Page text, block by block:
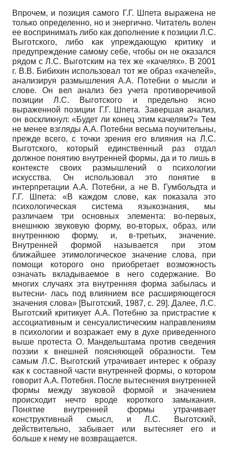
Впрочем, и позиция самого Г.Г. Шпета выражена не
только определенно, но и энергично. Читатель волен
ее воспринимать либо как дополнение к позиции Л.С.
Выготского, либо как упреждающую критику и
предупреждение самому себе, чтобы он не оказался
рядом с Л.С. Выготским на тех же «качелях». В 2001
г. В.В. Бибихин использовал тот же образ «качелей»,
анализируя размышления А.А. Потебни о мысли и
слове. Он вел анализ без учета противоречивой
позиции Л.С. Выготского и предельно ясно
выраженной позиции Г.Г. Шпета. Завершая анализ,
он воскликнул: «Будет ли конец этим качелям?» Тем
не менее взгляды А.А. Потебни весьма поучительны,
прежде всего, с точки зрения его влияния на Л.С.
Выготского, который единственный раз отдал
должное понятию внутренней формы, да и то лишь в
контексте своих размышлений о психологии
искусства. Он использовал это понятие в
интерпретации А.А. Потебни, а не В. Гумбольдта и
Г.Г. Шпета: «В каждом слове, как показала это
психологическая система языкознания, мы
различаем три основных элемента: во-первых,
внешнюю звуковую форму, во-вторых, образ, или
внутреннюю форму, и, в-третьих, значение.
Внутренней формой называется при этом
ближайшее этимологическое значение слова, при
помощи которого оно приобретает возможность
означать вкладываемое в него содержание. Во
многих случаях эта внутренняя форма забылась и
вытесни- лась под влиянием все расширяющегося
значения слова» [Выготский, 1987, с. 29]. Далее, Л.С.
Выготский критикует А.А. Потебню за пристрастие к
ассоциативным и сенсуалистическим направлениям
в психологии и возражает ему в духе приведенного
выше протеста О. Мандельштама против сведения
поэзии к внешней поясняющей образности. Тем
самым Л.С. Выготский утрачивает интерес к образу
как к составной части внутренней формы, о котором
говорит А.А. Потебня. После вытеснения внутренней
формы между звуковой формой и значением
происходит нечто вроде короткого замыкания.
Понятие внутренней формы утрачивает
конструктивный смысл, и Л.С. Выготский,
действительно, забывает или вытесняет его и
больше к нему не возвращается.